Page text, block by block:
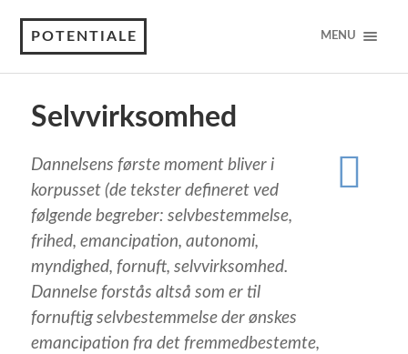
POTENTIALE MENU
Selvvirksomhed
Dannelsens første moment bliver i
korpusset (de tekster defineret ved
følgende begreber: selvbestemmelse,
frihed, emancipation, autonomi,
myndighed, fornuft, selvvirksomhed.
Dannelse forstås altså som er til
fornuftig selvbestemmelse der ønskes
emancipation fra det fremmedbestemte,